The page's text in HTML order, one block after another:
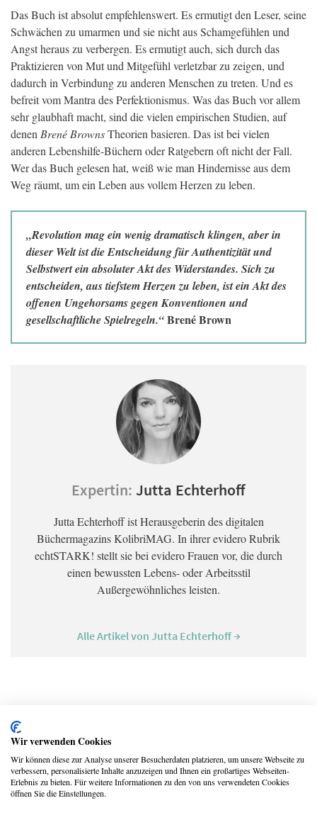
Das Buch ist absolut empfehlenswert. Es ermutigt den Leser, seine
Schwächen zu umarmen und sie nicht aus Schamgefühlen und
Angst heraus zu verbergen. Es ermutigt auch, sich durch das
Praktizieren von Mut und Mitgefühl verletzbar zu zeigen, und
dadurch in Verbindung zu anderen Menschen zu treten. Und es
befreit vom Mantra des Perfektionismus. Was das Buch vor allem
sehr glaubhaft macht, sind die vielen empirischen Studien, auf
denenBrené BrownsTheorien basieren. Das ist bei vielen
anderen Lebenshilfe-Büchern oder Ratgebern oft nicht der Fall.
Wer das Buch gelesen hat, weiß wie man Hindernisse aus dem
Weg räumt, um ein Leben aus vollem Herzen zu leben.
„Revolution mag ein wenig dramatisch klingen, aber in
dieser Welt ist die Entscheidung für Authentizität und
Selbstwert ein absoluter Akt des Widerstandes. Sich zu
entscheiden, aus tiefstem Herzen zu leben, ist ein Akt des
offenen Ungehorsams gegen Konventionen und
gesellschaftliche Spielregeln.“Brené Brown
Expertin: Jutta Echterhoff
Jutta Echterhoff ist Herausgeberin des digitalen
Büchermagazins KolibriMAG. In ihrer evidero Rubrik
echtSTARK! stellt sie bei evidero Frauen vor, die durch
einen bewussten Lebens- oder Arbeitsstil
Außergewöhnliches leisten.
Alle Artikel von Jutta Echterhoff →
Freunden
Wir verwenden Cookies
Wir können diese zur Analyse unserer Besucherdaten platzieren, um unsere Webseite zu
verbessern, personalisierte Inhalte anzuzeigen und Ihnen ein großartiges Webseiten-
Erlebnis zu bieten. Für weitere Informationen zu den von uns verwendeten Cookies
öffnen Sie die Einstellungen.